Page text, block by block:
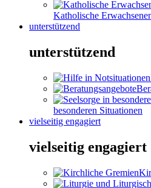
Katholische
unterstützend
unterstützend
besonderen Situationen
vielseitig engagiert
vielseitig engagiert